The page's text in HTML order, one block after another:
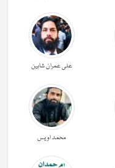
علی عمران شاہین
محمد اویس